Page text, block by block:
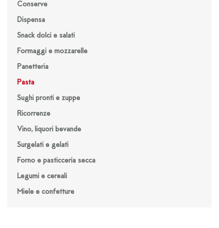
Conserve
Dispensa
Snack dolci e salati
Formaggi e mozzarelle
Panetteria
Pasta
Sughi pronti e zuppe
Ricorrenze
Vino, liquori bevande
Surgelati e gelati
Forno e pasticceria secca
Legumi e cereali
Miele e confetture